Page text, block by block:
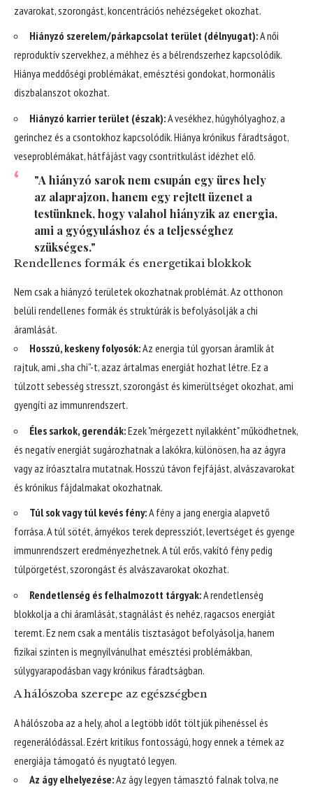
zavarokat, szorongást, koncentrációs nehézségeket okozhat.
Hiányzó szerelem/párkapcsolat terület (délnyugat):A női
reproduktív szervekhez, a méhhez és a bélrendszerhez kapcsolódik.
Hiánya meddőségi problémákat, emésztési gondokat, hormonális
diszbalanszot okozhat.
Hiányzó karrier terület (észak):A vesékhez, húgyhólyaghoz, a
gerinchez és a csontokhoz kapcsolódik. Hiánya krónikus fáradtságot,
veseproblémákat, hátfájást vagy csontritkulást idézhet elő.
"A hiányzó sarok nem csupán egy üres hely
az alaprajzon, hanem egy rejtett üzenet a
testünknek, hogy valahol hiányzik az energia,
ami a gyógyuláshoz és a teljességhez
szükséges."
Rendellenes formák és energetikai blokkok
Nem csak a hiányzó területek okozhatnak problémát. Az otthonon
belüli rendellenes formák és struktúrák is befolyásolják a chi
áramlását.
Hosszú, keskeny folyosók:Az energia túl gyorsan áramlik át
rajtuk, ami „sha chi”-t, azaz ártalmas energiát hozhat létre. Ez a
túlzott sebesség stresszt, szorongást és kimerültséget okozhat, ami
gyengíti az immunrendszert.
Éles sarkok, gerendák:Ezek "mérgezett nyilakként" működhetnek,
és negatív energiát sugározhatnak a lakókra, különösen, ha az ágyra
vagy az íróasztalra mutatnak. Hosszú távon fejfájást, alvászavarokat
és krónikus fájdalmakat okozhatnak.
Túl sok vagy túl kevés fény:A fény a jang energia alapvető
forrása. A túl sötét, árnyékos terek depressziót, levertséget és gyenge
immunrendszert eredményezhetnek. A túl erős, vakító fény pedig
túlpörgetést, szorongást és alvászavarokat okozhat.
Rendetlenség és felhalmozott tárgyak:A rendetlenség
blokkolja a chi áramlását, stagnálást és nehéz, ragacsos energiát
teremt. Ez nem csak a mentális tisztaságot befolyásolja, hanem
fizikai szinten is megnyilvánulhat emésztési problémákban,
súlygyarapodásban vagy krónikus fáradtságban.
A hálószoba szerepe az egészségben
A hálószoba az a hely, ahol a legtöbb időt töltjük pihenéssel és
regenerálódással. Ezért kritikus fontosságú, hogy ennek a térnek az
energiája támogató és nyugtató legyen.
Az ágy elhelyezése:Az ágy legyen támasztó falnak tolva, ne